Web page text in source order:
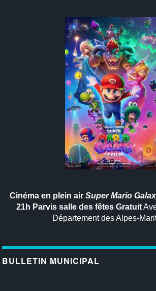
Cinéma en plein air Super Mario
21h Parvis salle des fêtes Gratuit
Département des Alpes-
BULLETIN MUNICIPAL